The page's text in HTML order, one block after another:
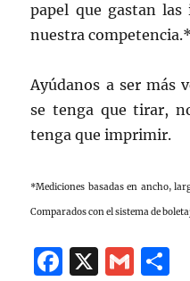
papel que gastan
nuestra competencia.*
Ayúdanos a ser más
se tenga que tirar,
tenga que imprimir.
*Mediciones basadas en ancho,
Comparados con el sistema de
F
X
G